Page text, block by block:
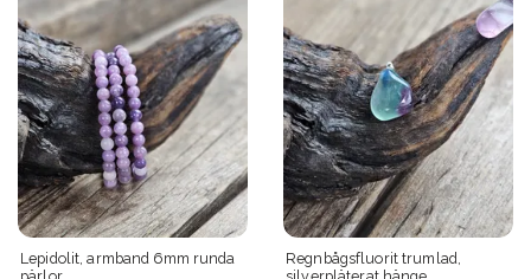
Lepidolit, armband 6mm runda
Regnbågsfluorit trumlad,